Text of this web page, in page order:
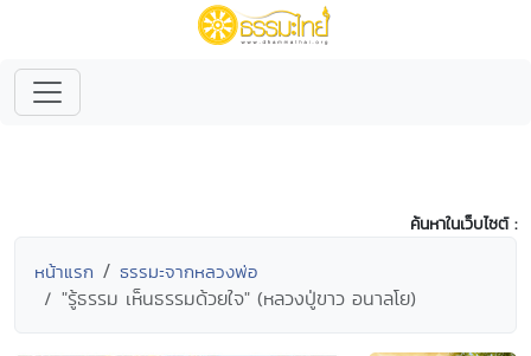
ค้นหาในเว็บไซต์ :
หน้าแรก ธรรมะจากหลวงพ่อ
"รู้ธรรม เห็นธรรมด้วยใจ" (หลวงปู่ขาว อนาลโย)